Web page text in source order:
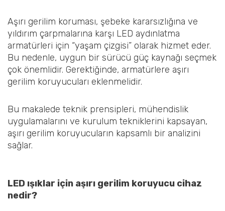
Aşırı gerilim koruması, şebeke kararsızlığına ve
yıldırım çarpmalarına karşı LED aydınlatma
armatürleri için “yaşam çizgisi” olarak hizmet eder.
Bu nedenle, uygun bir sürücü güç kaynağı seçmek
çok önemlidir. Gerektiğinde, armatürlere aşırı
gerilim koruyucuları eklenmelidir.
Bu makalede teknik prensipleri, mühendislik
uygulamalarını ve kurulum tekniklerini kapsayan,
aşırı gerilim koruyucuların kapsamlı bir analizini
sağlar.
LED ışıklar için aşırı gerilim koruyucu cihaz
nedir?